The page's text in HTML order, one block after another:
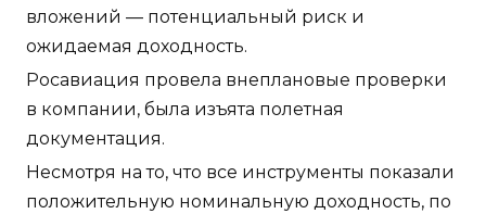
вложений — потенциальный риск и
ожидаемая доходность.
Росавиация провела внеплановые проверки
в компании, была изъята полетная
документация.
Несмотря на то, что все инструменты показали
положительную номинальную доходность, по